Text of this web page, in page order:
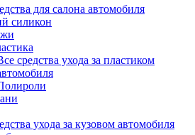
для салона автомобиля
силикон
средства ухода за пластиком
ухода за кузовом автомобиля